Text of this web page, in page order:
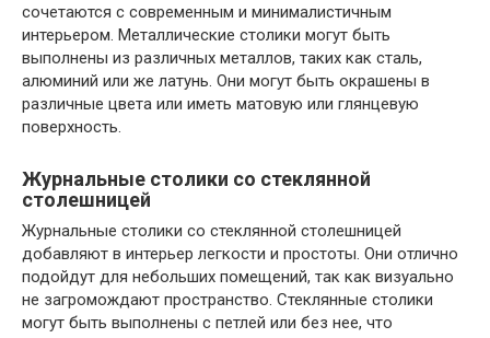
сочетаются с современным и минималистичным
интерьером. Металлические столики могут быть
выполнены из различных металлов, таких как сталь,
алюминий или же латунь. Они могут быть окрашены в
различные цвета или иметь матовую или глянцевую
поверхность.
Журнальные столики со стеклянной
столешницей
Журнальные столики со стеклянной столешницей
добавляют в интерьер легкости и простоты. Они отлично
подойдут для небольших помещений, так как визуально
не загромождают пространство. Стеклянные столики
могут быть выполнены с петлей или без нее, что